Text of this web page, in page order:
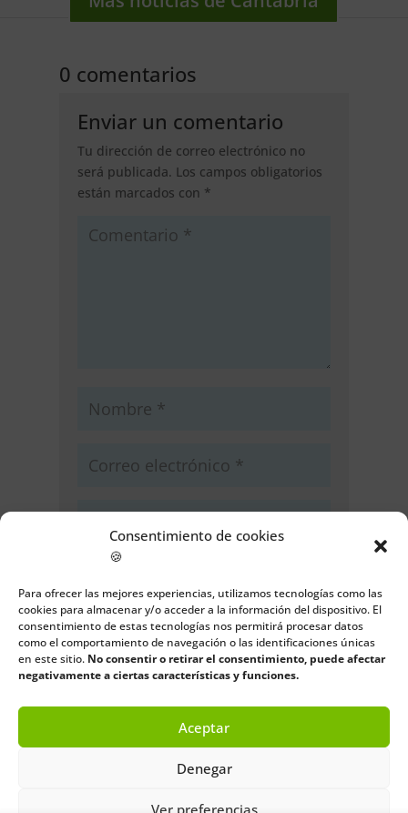
Consentimiento de cookies
🍪
Para ofrecer las mejores experiencias, utilizamos tecnologías como las
cookies para almacenar y/o acceder a la información del dispositivo. El
consentimiento de estas tecnologías nos permitirá procesar datos
como el comportamiento de navegación o las identificaciones únicas
en este sitio. No consentir o retirar el consentimiento, puede afectar
negativamente a ciertas características y funciones.
Aceptar
Denegar
Ver preferencias
0 comentarios
Enviar un comentario
Tu dirección de correo electrónico no
será publicada. Los campos obligatorios
están marcados con *
Guarda mi nombre, correo
electrónico y web en este navegador
para la próxima vez que comente.
Enviar comentario